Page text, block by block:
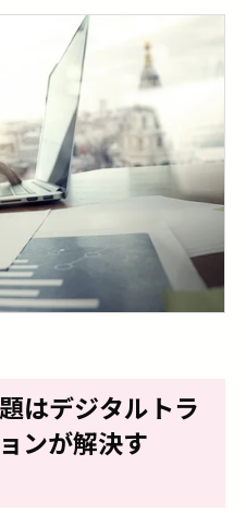
はデジタルトラ
ンが解決す